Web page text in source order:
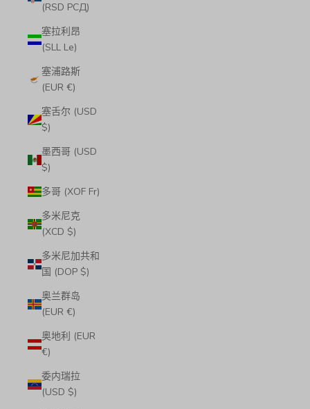
(RSD РСД)
塞拉利昂
(SLL Le)
塞浦路斯
(EUR €)
塞舌尔 (USD
$)
墨西哥 (USD
$)
多哥 (XOF Fr)
多米尼克
(XCD $)
多米尼加共和
国 (DOP $)
奥兰群岛
(EUR €)
奥地利 (EUR
€)
委内瑞拉
(USD $)